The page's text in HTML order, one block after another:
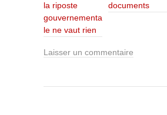
la riposte
gouvernementa
le ne vaut rien
documents
Laisser un commentaire